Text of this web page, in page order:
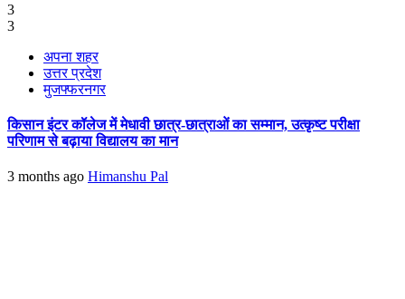
3
3
अपना शहर
उत्तर प्रदेश
मुजफ्फरनगर
किसान इंटर कॉलेज में मेधावी छात्र-छात्राओं का सम्मान, उत्कृष्ट परीक्षा
परिणाम से बढ़ाया विद्यालय का मान
3 months ago Himanshu Pal